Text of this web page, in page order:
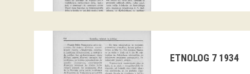
ETNOLOG 7 1934